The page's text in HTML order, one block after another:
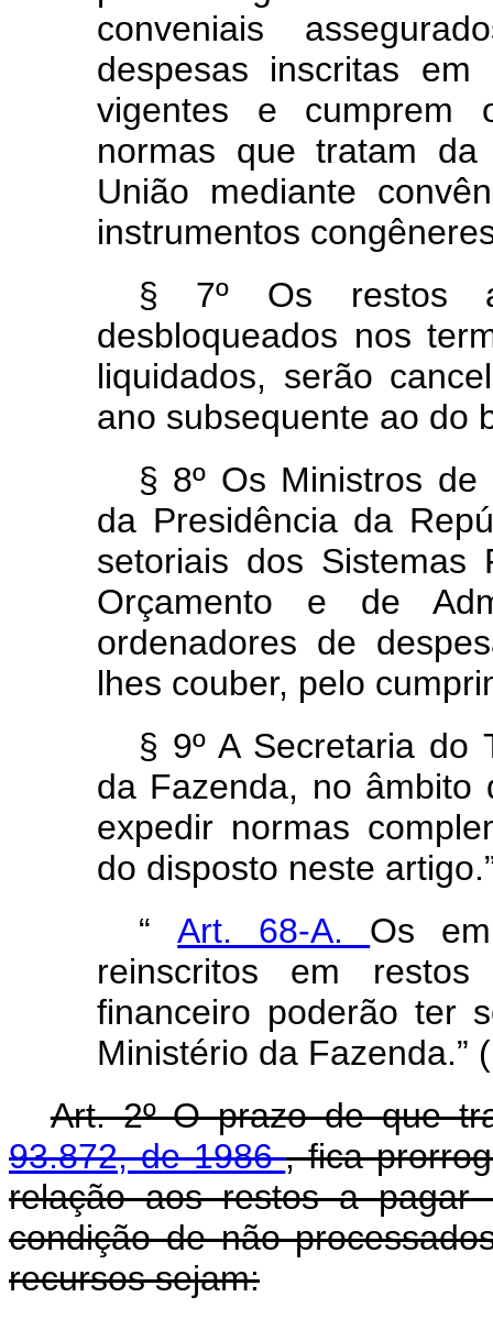
conveniais
despesas inscritas
vigentes e cumprem
normas que tratam
União mediante
instrumentos
§ 7º Os restos a
desbloqueados nos
liquidados, serão
ano subsequente ao do
§ 8º Os Ministros
da Presidência da
setoriais dos Sistemas
Orçamento e de
ordenadores de
lhes couber, pelo
§ 9º A Secretaria do
da Fazenda, no âmbito
expedir normas
do disposto neste
“Art. 68-A. Os
reinscritos em
financeiro poderão ter
Ministério da Fazenda.”
Art. 2º O prazo de que
93.872, de 1986, fica
relação aos restos a
condição de não
recursos sejam: